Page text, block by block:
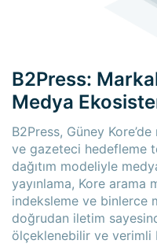
B2Press:
Medya
B2Press, Güney
ve gazeteci hedefleme
dağıtım modeliyle
yayınlama, Kore arama
indeksleme ve binlerce
doğrudan iletim
ölçeklenebilir ve verimli